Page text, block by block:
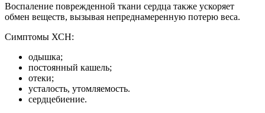
Воспаление поврежденной ткани сердца также ускоряет
обмен веществ, вызывая непреднамеренную потерю веса.
Симптомы ХСН:
одышка;
постоянный кашель;
отеки;
усталость, утомляемость.
сердцебиение.